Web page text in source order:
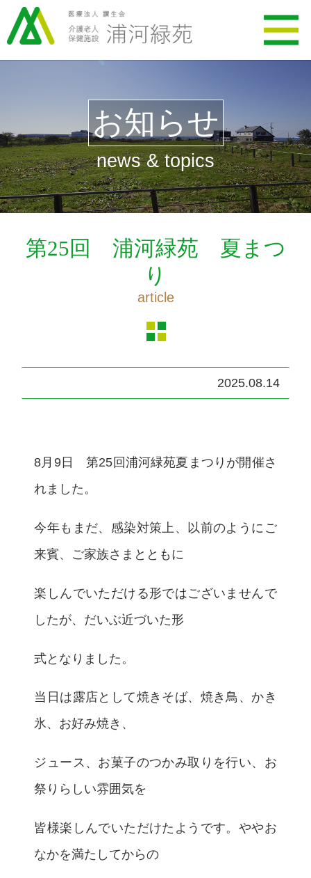
お知らせ
news & topics
第25回 浦河緑苑 夏まつ
り
article
2025.08.14
8月9日 第25回浦河緑苑夏まつりが開催さ
れました。
今年もまだ、感染対策上、以前のようにご
来賓、ご家族さまとともに
楽しんでいただける形ではございませんで
したが、だいぶ近づいた形
式となりました。
当日は露店として焼きそば、焼き鳥、かき
氷、お好み焼き、
ジュース、お菓子のつかみ取りを行い、お
祭りらしい雰囲気を
皆様楽しんでいただけたようです。ややお
なかを満たしてからの